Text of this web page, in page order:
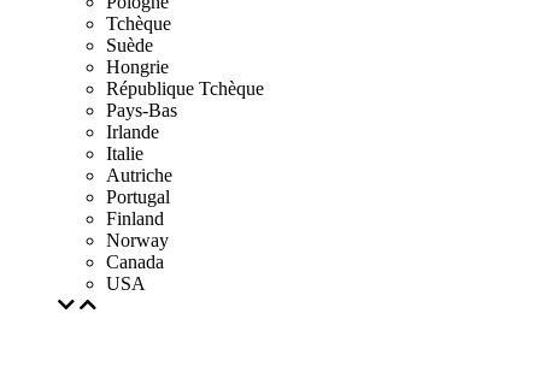
Tchèque
Suède
Hongrie
République Tchèque
Pays-Bas
Irlande
Italie
Autriche
Portugal
Finland
Norway
Canada
USA